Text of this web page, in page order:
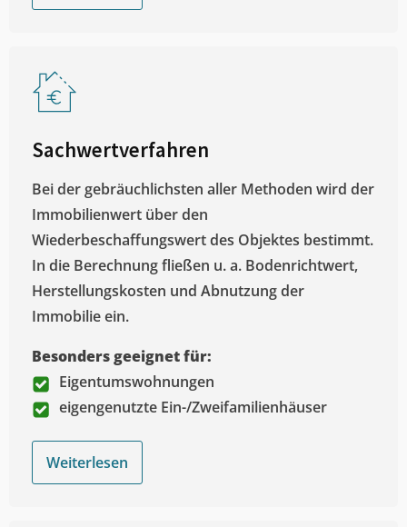
Sachwertverfahren
Bei der gebräuchlichsten aller Methoden wird der
Immobilienwert über den
Wiederbeschaffungswert des Objektes bestimmt.
In die Berechnung fließen u. a. Bodenrichtwert,
Herstellungskosten und Abnutzung der
Immobilie ein.
Besonders geeignet für:
Eigentumswohnungen
eigengenutzte Ein-/Zweifamilienhäuser
Weiterlesen